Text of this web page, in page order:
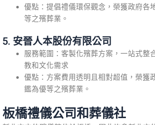
優點：提倡禮儀環保觀念，榮獲政府各
等之殯葬業。
5. 安晉人本股份有限公司
服務範圍：客製化殯葬方案，一站式整
教和文化需求
優點：方案費用透明且相對超值，榮獲
鑑為優等之殯葬業。
板橋禮儀公司和葬儀社